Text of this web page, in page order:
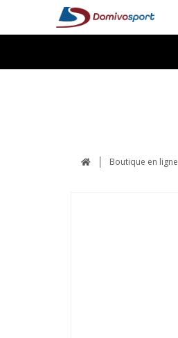
Boutique en ligne